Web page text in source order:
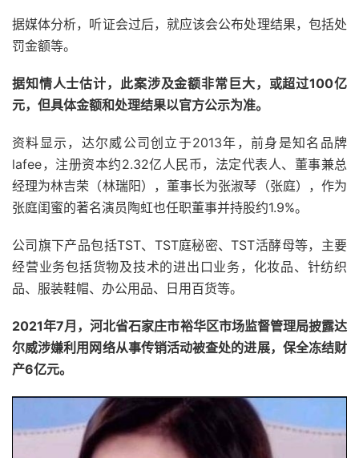
据媒体分析，听证会过后，就应该会公布处理结果，包括处
罚金额等。
据知情人士估计，此案涉及金额非常巨大，或超过100亿
元，但具体金额和处理结果以官方公示为准。
资料显示，达尔威公司创立于2013年，前身是知名品牌
lafee，注册资本约2.32亿人民币，法定代表人、董事兼总
经理为林吉荣（林瑞阳），董事长为张淑琴（张庭），作为
张庭闺蜜的著名演员陶虹也任职董事并持股约1.9%。
公司旗下产品包括TST、TST庭秘密、TST活酵母等，主要
经营业务包括货物及技术的进出口业务，化妆品、针纺织
品、服装鞋帽、办公用品、日用百货等。
2021年7月，河北省石家庄市裕华区市场监督管理局披露达
尔威涉嫌利用网络从事传销活动被查处的进展，保全冻结财
产6亿元。